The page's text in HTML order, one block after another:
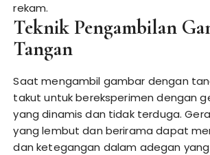
rekam.
Teknik Pengambilan
Tangan
Saat mengambil gambar dengan
takut untuk bereksperimen dengan
yang dinamis dan tidak terduga.
yang lembut dan berirama dapat
dan ketegangan dalam adegan